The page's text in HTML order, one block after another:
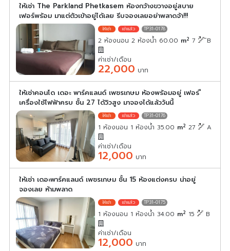
ให้เช่า The Parkland Phetkasem ห้องกว้างขวางอยู่สบาย
เฟอร์พร้อม มาแต่ตัวเข้าอยู่ได้เลย รีบจองเลยอย่าพลาดจ้า!!!
TP31-0178
2 ห้องนอน 2 ห้องน้ำ 60.00 m2 7 ิB
ค่าเช่า/เดือน
22,000 บาท
ให้เช่าคอนโด เดอะ พาร์คแลนด์ เพชรเกษม ห้องพร้อมอยู่ เฟอร ื
เครื่องใช้ไฟฟ้าครบ ชั้น 27 ได้วิวสูง มาจองได้แล้ววันนี้
TP31-0176
1 ห้องนอน 1 ห้องน้ำ 35.00 m2 27 A
ค่าเช่า/เดือน
12,000 บาท
ให้เช่า เดอะพาร์คแลนด์ เพชรเกษม ชั้น 15 ห้องแต่งครบ น่าอยู่
จองเลย ห้ามพลาด
TP31-0175
1 ห้องนอน 1 ห้องน้ำ 34.00 m2 15 B
ค่าเช่า/เดือน
12,000 บาท